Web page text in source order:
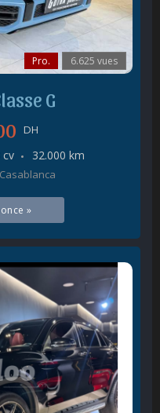
Pro. 6.625 vues
G
DH
cv 32.000 km
Casablanca
»